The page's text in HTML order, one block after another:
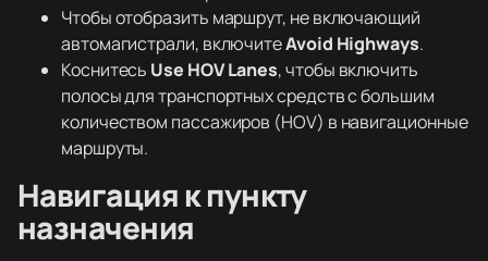
Чтобы отобразить маршрут, не включающий
автомагистрали, включитеAvoid Highways.
Коснитесь Use HOV Lanes, чтобы включить
полосы для транспортных средств с большим
количеством пассажиров (HOV) в навигационные
маршруты.
Навигация к пункту
назначения